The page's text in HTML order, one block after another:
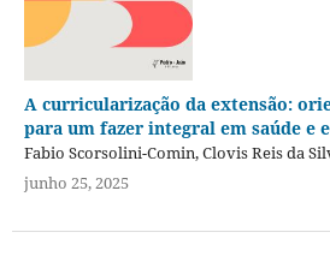
A curricularização da extensão:
para um fazer integral em saúde e
Fabio Scorsolini-Comin, Clovis Reis da
junho 25, 2025